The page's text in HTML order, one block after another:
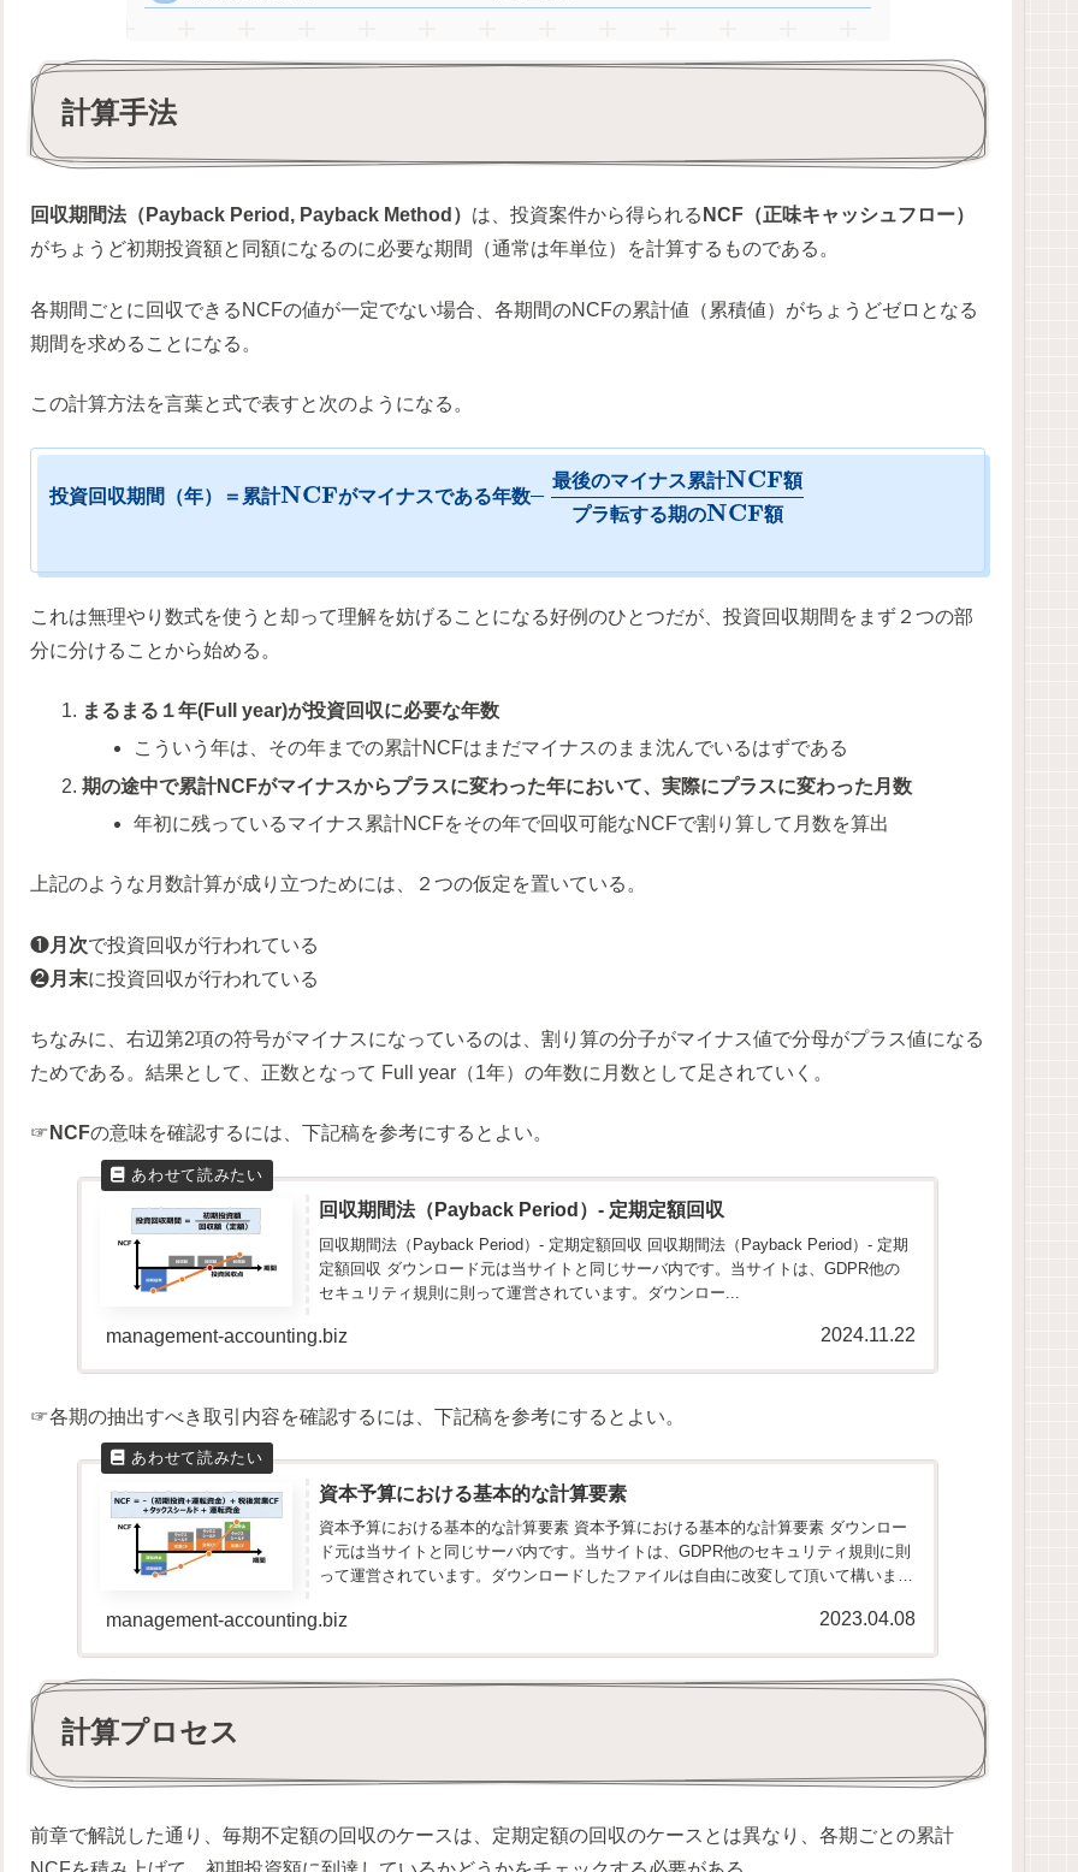
計算手法
回収期間法（Payback Period, Payback Method） は、投資案件から得られる NCF（正味キャッシュフロー）
がちょうど初期投資額と同額になるのに必要な期間（通常は年単位）を計算するものである。
各期間ごとに回収できるNCFの値が一定でない場合、各期間のNCFの累計値（累積値）がちょうどゼロとなる
期間を求めることになる。
この計算方法を言葉と式で表すと次のようになる。
投資回 収期 間 （年） ＝ 累計NCFがマイナスである年数– 最後のマイナス累計NCF額
プラ転する期のNCF額
これは無理やり数式を使うと却って理解を妨げることになる好例のひとつだが、投資回収期間をまず２つの部
分に分けることから始める。
まるまる１年(Full year)が投資回収に必要な年数
こういう年は、その年までの累計NCFはまだマイナスのまま沈んでいるはずである
期の途中で累計NCFがマイナスからプラスに変わった年において、実際にプラスに変わった月数
年初に残っているマイナス累計NCFをその年で回収可能なNCFで割り算して月数を算出
上記のような月数計算が成り立つためには、２つの仮定を置いている。
❶月次で投資回収が行われている
❷月末に投資回収が行われている
ちなみに、右辺第2項の符号がマイナスになっているのは、割り算の分子がマイナス値で分母がプラス値になる
ためである。結果として、正数となって Full year（1年）の年数に月数として足されていく。
☞ NCFの意味を確認するには、下記稿を参考にするとよい。
回収期間法（Payback Period）- 定期定額回収
回収期間法（Payback Period）- 定期定額回収 回収期間法（Payback Period）- 定期
定額回収 ダウンロード元は当サイトと同じサーバ内です。当サイトは、GDPR他の
セキュリティ規則に則って運営されています。ダウンロー...
management-accounting.biz 2024.11.22
☞各期の抽出すべき取引内容を確認するには、下記稿を参考にするとよい。
資本予算における基本的な計算要素
資本予算における基本的な計算要素 資本予算における基本的な計算要素 ダウンロー
ド元は当サイトと同じサーバ内です。当サイトは、GDPR他のセキュリティ規則に則
って運営されています。ダウンロードしたファイルは自由に改変して頂いて構いませ
management-accounting.biz 2023.04.08
計算プロセス
前章で解説した通り、毎期不定額の回収のケースは、定期定額の回収のケースとは異なり、各期ごとの累計